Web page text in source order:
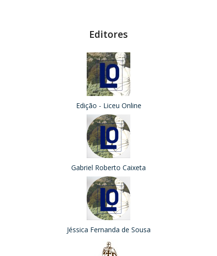
Editores
Edição - Liceu Online
Gabriel Roberto Caixeta
Jéssica Fernanda de Sousa